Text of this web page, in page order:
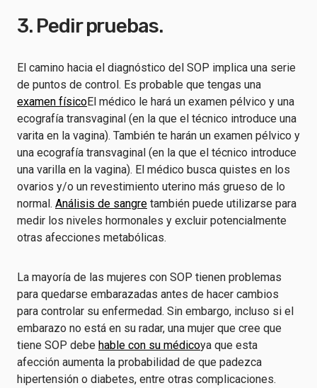
3. Pedir pruebas.
El camino hacia el diagnóstico del SOP implica una serie
de puntos de control. Es probable que tengas una
examen físicoEl médico le hará un examen pélvico y una
ecografía transvaginal (en la que el técnico introduce una
varita en la vagina). También te harán un examen pélvico y
una ecografía transvaginal (en la que el técnico introduce
una varilla en la vagina). El médico busca quistes en los
ovarios y/o un revestimiento uterino más grueso de lo
normal. Análisis de sangre también puede utilizarse para
medir los niveles hormonales y excluir potencialmente
otras afecciones metabólicas.
La mayoría de las mujeres con SOP tienen problemas
para quedarse embarazadas antes de hacer cambios
para controlar su enfermedad. Sin embargo, incluso si el
embarazo no está en su radar, una mujer que cree que
tiene SOP debe hable con su médicoya que esta
afección aumenta la probabilidad de que padezca
hipertensión o diabetes, entre otras complicaciones.